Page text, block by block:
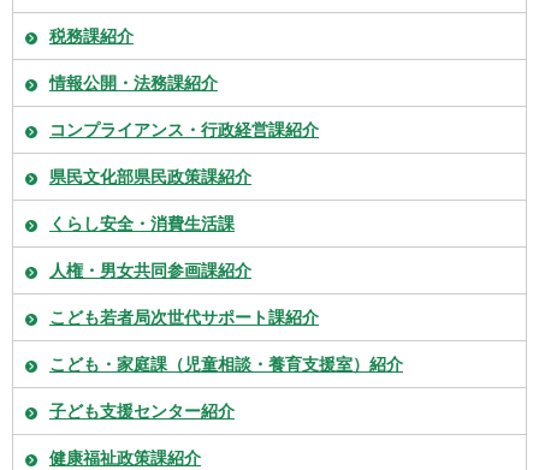
税務課紹介
情報公開・法務課紹介
コンプライアンス・行政経営課紹介
県民文化部県民政策課紹介
くらし安全・消費生活課
人権・男女共同参画課紹介
こども若者局次世代サポート課紹介
こども・家庭課（児童相談・養育支援室）紹介
子ども支援センター紹介
健康福祉政策課紹介